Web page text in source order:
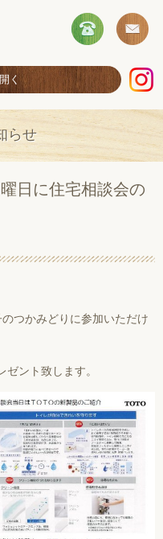
く
らせ
日に住宅相談会の
つかみどりに参加いただけ
ント致します。